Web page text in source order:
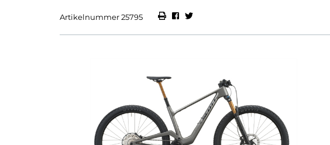
Artikelnummer 25795